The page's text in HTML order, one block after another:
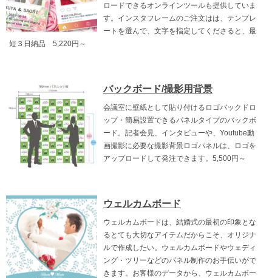
ロードできるオンラインツールも提供していま
す。インスタフレームのご注文はは、テンプレ
ートを選んで、文字を指定してくださると、最
短３日納品 5,220円～
バックボード/撮影用背景
会議室に壁紙として貼り付けるロゴバックドロ
ップ・簡易設置できるパネルタイプのバックボ
ード。記者会見、インタビューや、Youtube動
画撮影に必要な撮影背景ロゴパネルは、ロゴを
アップロードして発注できます。5,500円～
ウェルカムボード
ウェルカムボードは、結婚式の最初の印象とな
るとても大切なアイテムだからこそ、オリジナ
ルで作成したい。ウェルカムボードやウェディ
ング・ツリーなどのパネル制作のお手伝いがで
きます。お客様のデータから、ウェルカムボー